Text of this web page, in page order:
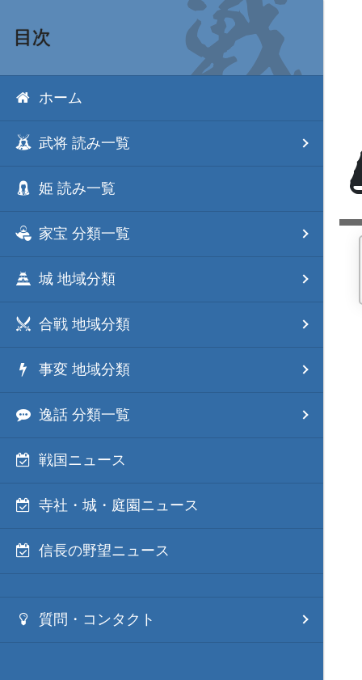
目次
ホーム
武将 読み一覧
姫 読み一覧
家宝 分類一覧
城 地域分類
合戦 地域分類
事変 地域分類
逸話 分類一覧
戦国ニュース
寺社・城・庭園ニュース
信長の野望ニュース
質問・コンタクト